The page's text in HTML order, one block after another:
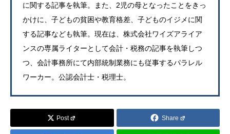
に関する記事を執筆。また、2児の母となったことをきっ
かけに、子どもの貧困や教育格差、子どものイジメに関
する記事なども執筆。現在は、株式会社ワイズアライア
ンスの専属ライターとして会計・税務の記事を執筆しつ
つ、会計事務所にて内部統制業務にも従事するパラレル
ワーカー。公認会計士・税理士。
Post Share